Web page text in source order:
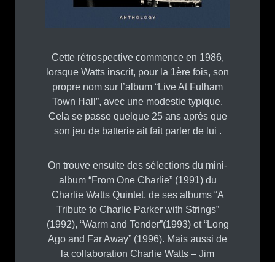
Cette rétrospective commence en 1986,
lorsque Watts inscrit, pour la 1ère fois, son
propre nom sur l’album “Live At Fulham
Town Hall”, avec une modestie typique.
Cela se passe quelque 25 ans après que
son jeu de batterie ait fait parler de lui .
On trouve ensuite des sélections du mini-
album “From One Charlie” (1991) du
Charlie Watts Quintet, de ses albums “A
Tribute to Charlie Parker with Strings”
(1992), “Warm and Tender”(1993) et “Long
Ago and Far Away” (1996). Mais aussi de
la collaboration Charlie Watts – Jim